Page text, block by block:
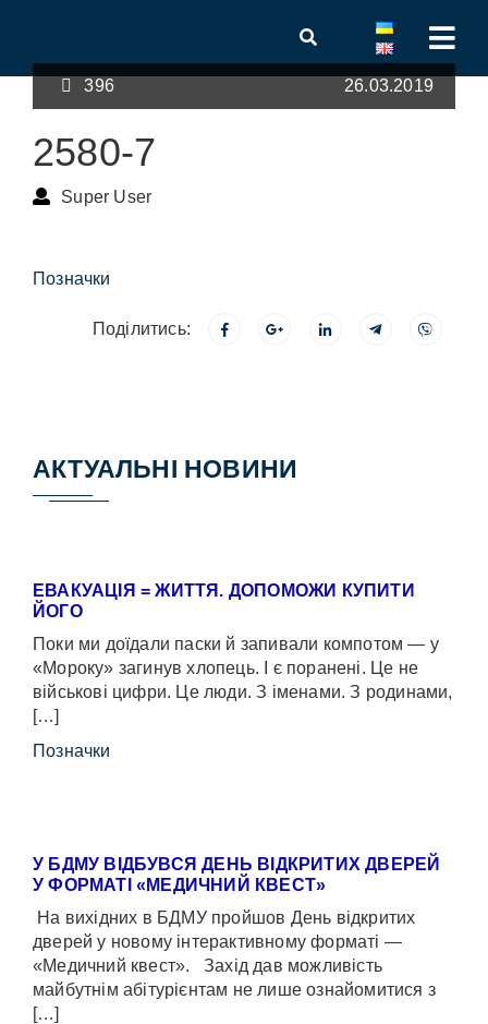
396 26.03.2019
2580-7
Super User
Позначки
Поділитись:
АКТУАЛЬНІ НОВИНИ
ЕВАКУАЦІЯ = ЖИТТЯ. ДОПОМОЖИ КУПИТИ
ЙОГО
Поки ми доїдали паски й запивали компотом — у
«Мороку» загинув хлопець. І є поранені. Це не
військові цифри. Це люди. З іменами. З родинами,
[…]
Позначки
У БДМУ ВІДБУВСЯ ДЕНЬ ВІДКРИТИХ ДВЕРЕЙ
У ФОРМАТІ «МЕДИЧНИЙ КВЕСТ»
На вихідних в БДМУ пройшов День відкритих
дверей у новому інтерактивному форматі —
«Медичний квест». Захід дав можливість
майбутнім абітурієнтам не лише ознайомитися з
[…]